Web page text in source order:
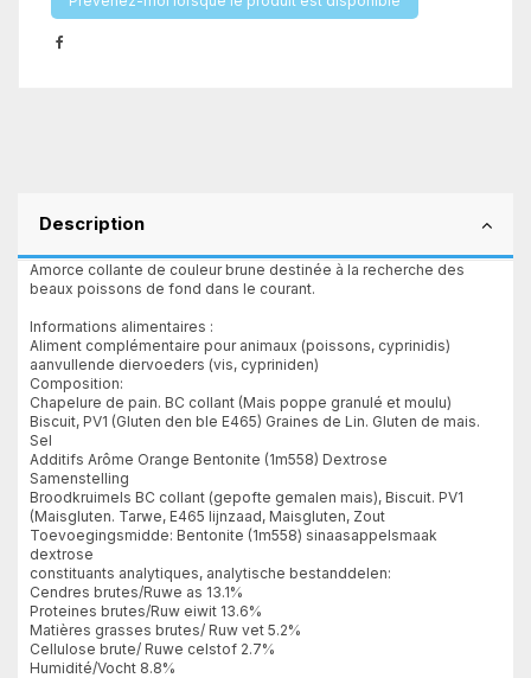
Description
Amorce collante de couleur brune destinée à la recherche des
beaux poissons de fond dans le courant.
Informations alimentaires :
Aliment complémentaire pour animaux (poissons, cyprinidis)
aanvullende diervoeders (vis, cypriniden)
Composition:
Chapelure de pain. BC collant (Mais poppe granulé et moulu)
Biscuit, PV1 (Gluten den ble E465) Graines de Lin. Gluten de mais.
Sel
Additifs Arôme Orange Bentonite (1m558) Dextrose
Samenstelling
Broodkruimels BC collant (gepofte gemalen mais), Biscuit. PV1
(Maisgluten. Tarwe, E465 lijnzaad, Maisgluten, Zout
Toevoegingsmidde: Bentonite (1m558) sinaasappelsmaak
dextrose
constituants analytiques, analytische bestanddelen:
Cendres brutes/Ruwe as 13.1%
Proteines brutes/Ruw eiwit 13.6%
Matières grasses brutes/ Ruw vet 5.2%
Cellulose brute/ Ruwe celstof 2.7%
Humidité/Vocht 8.8%